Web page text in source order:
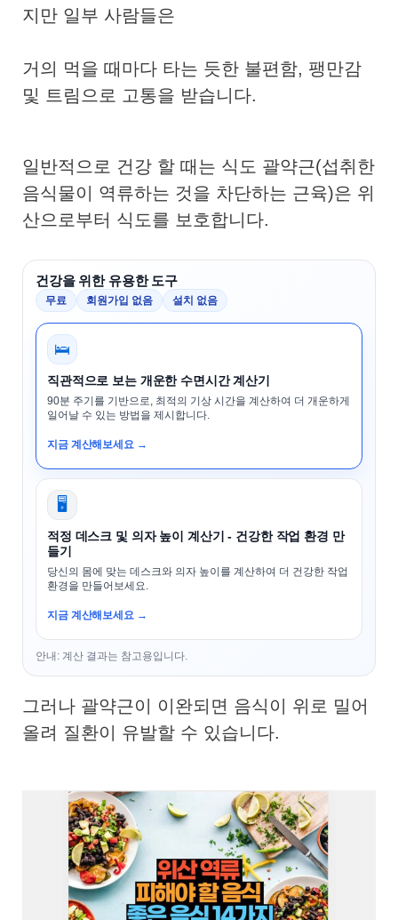
지만 일부 사람들은
거의 먹을 때마다 타는 듯한 불편함, 팽만감
및 트림으로 고통을 받습니다.
일반적으로 건강 할 때는 식도 괄약근(섭취한
음식물이 역류하는 것을 차단하는 근육)은 위
산으로부터 식도를 보호합니다.
건강을 위한 유용한 도구
무료 회원가입 없음 설치 없음
🛌
직관적으로 보는 개운한 수면시간 계산기
90분 주기를 기반으로, 최적의 기상 시간을 계산하여 더 개운하게
일어날 수 있는 방법을 제시합니다.
지금 계산해보세요 →
🖥️
적정 데스크 및 의자 높이 계산기 - 건강한 작업 환경 만
들기
당신의 몸에 맞는 데스크와 의자 높이를 계산하여 더 건강한 작업
환경을 만들어보세요.
지금 계산해보세요 →
안내: 계산 결과는 참고용입니다.
그러나 괄약근이 이완되면 음식이 위로 밀어
올려 질환이 유발할 수 있습니다.